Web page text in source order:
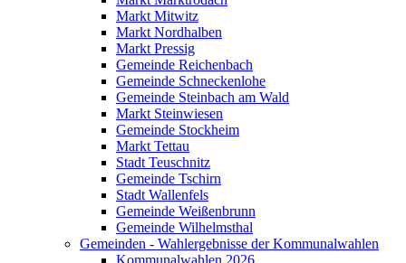
Markt Mitwitz
Markt Nordhalben
Markt Pressig
Gemeinde Reichenbach
Gemeinde Schneckenlohe
Gemeinde Steinbach am Wald
Markt Steinwiesen
Gemeinde Stockheim
Markt Tettau
Stadt Teuschnitz
Gemeinde Tschirn
Stadt Wallenfels
Gemeinde Weißenbrunn
Gemeinde Wilhelmsthal
Gemeinden - Wahlergebnisse der Kommunalwahlen
Kommunalwahlen 2026